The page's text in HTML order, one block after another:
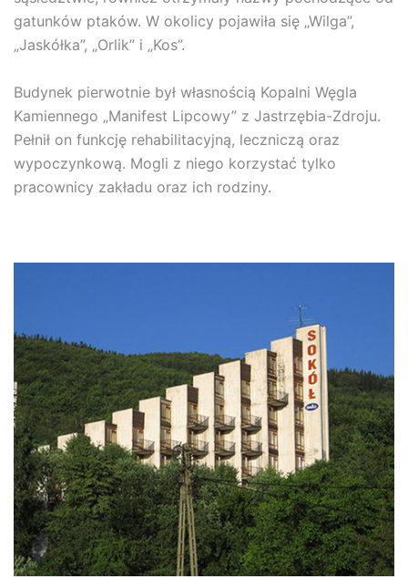
gatunków ptaków. W okolicy pojawiła się „Wilga”,
„Jaskółka”, „Orlik” i „Kos”.
Budynek pierwotnie był własnością Kopalni Węgla
Kamiennego „Manifest Lipcowy” z Jastrzębia-Zdroju.
Pełnił on funkcję rehabilitacyjną, leczniczą oraz
wypoczynkową. Mogli z niego korzystać tylko
pracownicy zakładu oraz ich rodziny.